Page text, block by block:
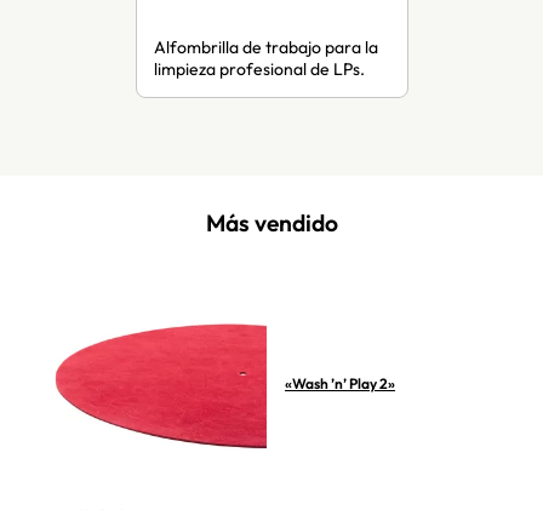
Alfombrilla de trabajo para la
limpieza profesional de LPs.
Más vendido
«Wash ’n’ Play 2»